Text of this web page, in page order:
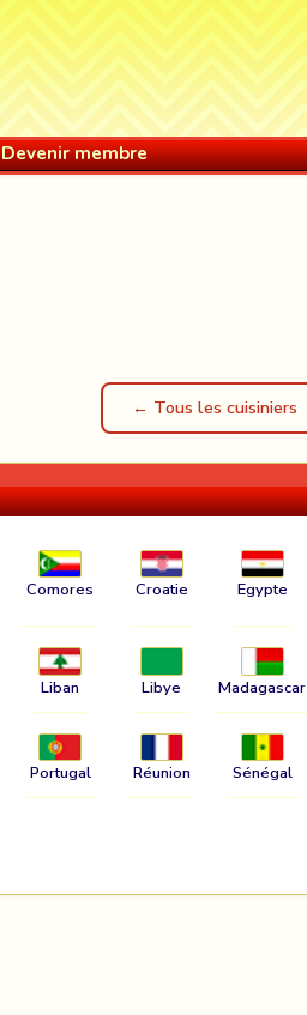
Devenir membre
← Tous les cuisiniers
Comores Croatie Egypte
Liban Libye Madagascar
Portugal Réunion Sénégal